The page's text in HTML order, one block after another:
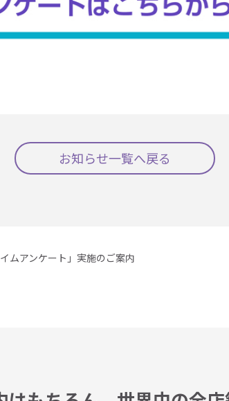
お知らせ一覧へ戻る
ムアンケート」実施のご案内